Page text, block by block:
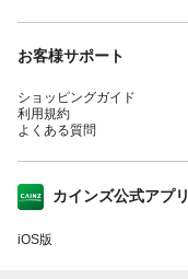
お客様サポート
ショッピングガイド
利用規約
よくある質問
カインズ公式アプリ
iOS版